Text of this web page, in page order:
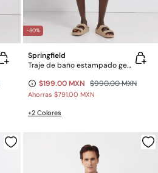
-80%
Springfield
Traje de baño estampado geométrico
$199.00 MXN $990.00 MXN
Ahorras $791.00 MXN
+2 Colores